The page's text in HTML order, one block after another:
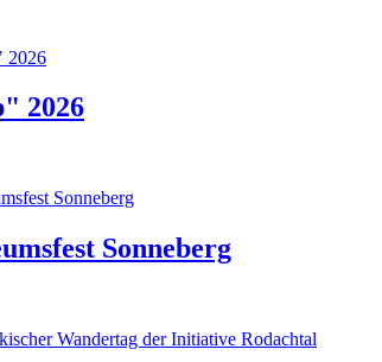
2026
Sonneberg